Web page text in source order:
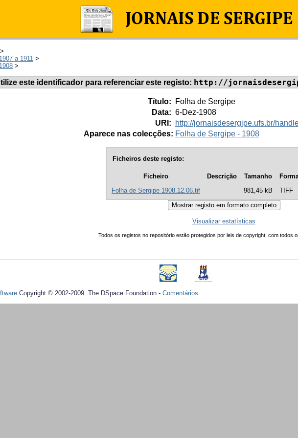
>
a 1911 >
>
este identificador para referenciar este registo: http://
Título:
Folha de Sergipe
Data: 6-Dez-1908
URI:
http://jornaisdesergipe.ufs.br/
Aparece nas colecções: Folha de Sergipe - 1908
Ficheiros deste registo:
Ficheiro Descrição Tamanho
Folha de Sergipe 1908.12.06.tif
981,45 kB TIFF
Visualizar estatísticas
Todos os registos no repositório estão protegidos por leis de copyright, com todos
Copyright © 2002-2009 The DSpace Foundation - Comentários